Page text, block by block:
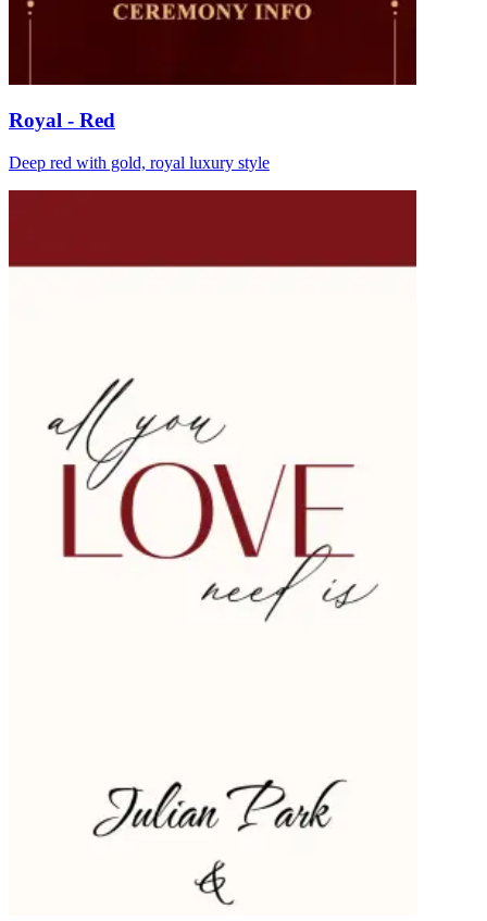
Royal - Red
Deep red with gold, royal luxury style